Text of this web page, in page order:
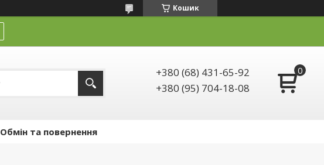
Кошик
+380 (68) 431-65-92
+380 (95) 704-18-08
Обмін та повернення